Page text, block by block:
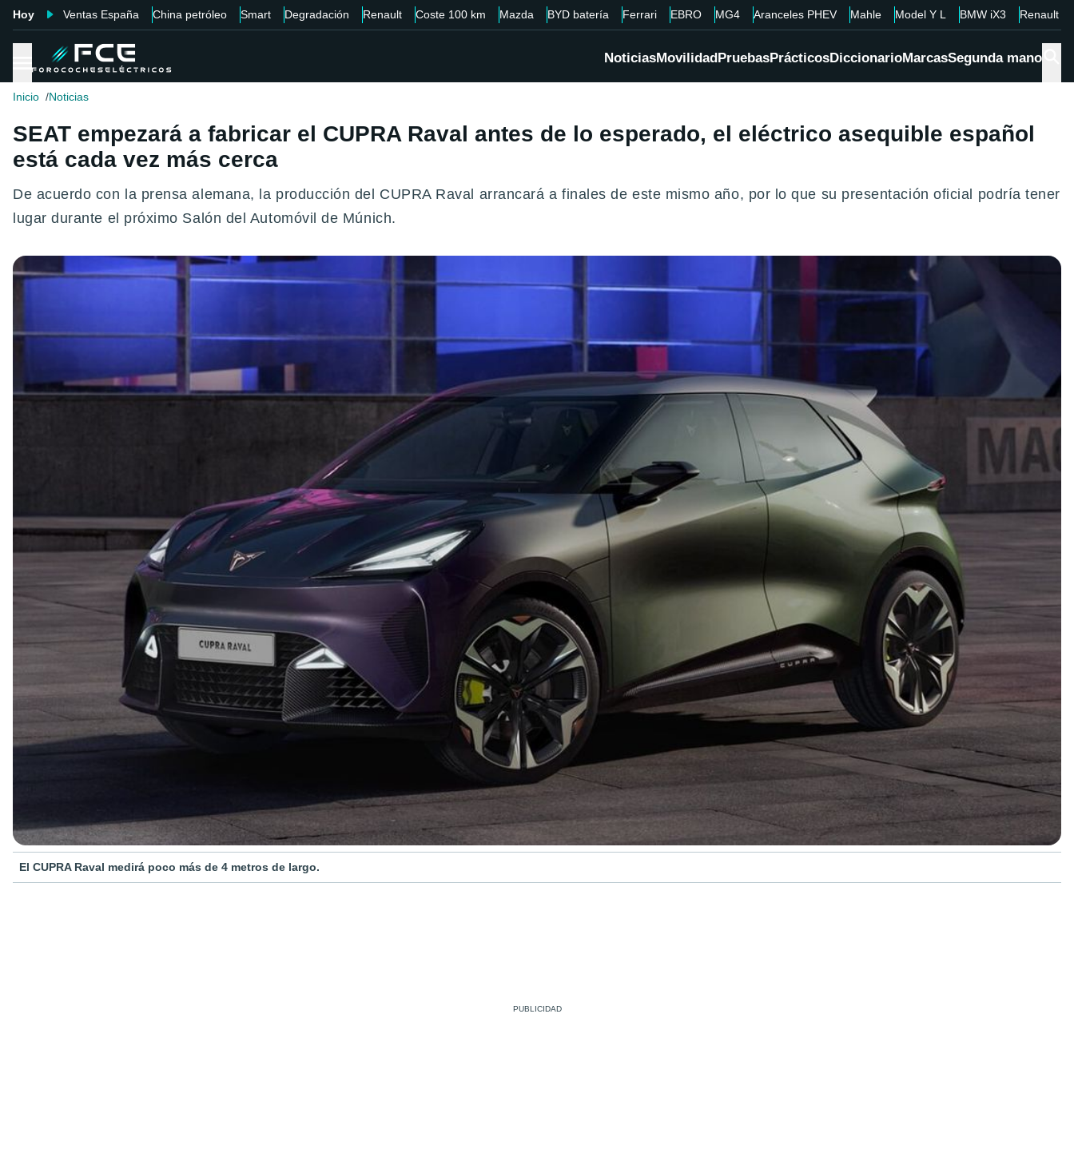
Hoy Ventas España China petróleo Smart Degradación Renault Coste 100 km Mazda BYD batería Ferrari EBRO MG4 Aranceles PHEV Mahle Model Y L BMW iX3 Renault
NoticiasMovilidadPruebasPrácticosDiccionarioMarcasSegunda mano
Inicio Noticias
SEAT empezará a fabricar el CUPRA Raval antes de lo esperado, el eléctrico asequible español
está cada vez más cerca
De acuerdo con la prensa alemana, la producción del CUPRA Raval arrancará a finales de este mismo año, por lo que su presentación oficial podría tener
lugar durante el próximo Salón del Automóvil de Múnich.
El CUPRA Raval medirá poco más de 4 metros de largo.